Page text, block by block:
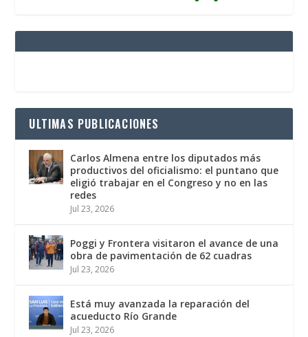
ULTIMAS PUBLICACIONES
Carlos Almena entre los diputados más
productivos del oficialismo: el puntano que
eligió trabajar en el Congreso y no en las
redes
Jul 23, 2026
Poggi y Frontera visitaron el avance de una
obra de pavimentación de 62 cuadras
Jul 23, 2026
Está muy avanzada la reparación del
acueducto Río Grande
Jul 23, 2026